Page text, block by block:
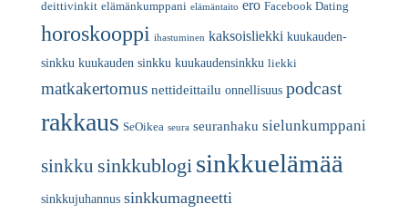
deittivinkit elämänkumppani elämäntaito ero Facebook Dating
horoskooppi ihastuminen kaksoisliekki kuukauden-
sinkku kuukauden sinkku kuukaudensinkku liekki
matkakertomus nettideittailu onnellisuus podcast
rakkaus SeOikea seura seuranhaku sielunkumppani
sinkku sinkkublogi sinkkuelämää
sinkkujuhannus sinkkumagneetti